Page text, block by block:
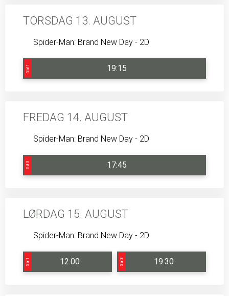
TORSDAG 13. AUGUST
Spider-Man: Brand New Day - 2D
Sal 1 19:15
FREDAG 14. AUGUST
Spider-Man: Brand New Day - 2D
Sal 3 17:45
LØRDAG 15. AUGUST
Spider-Man: Brand New Day - 2D
Sal 1 12:00 Sal 3 19:30